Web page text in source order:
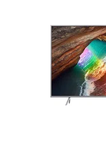
Catégories